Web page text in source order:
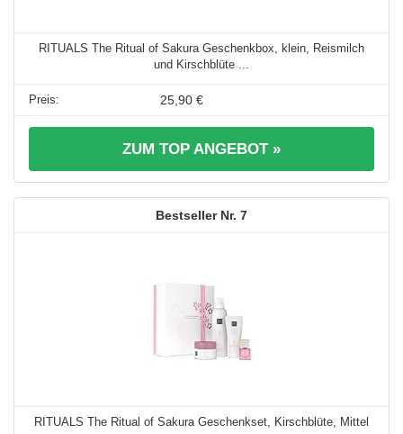
RITUALS The Ritual of Sakura Geschenkbox, klein, Reismilch
und Kirschblüte ...
25,90 €
ZUM TOP ANGEBOT »
7
RITUALS The Ritual of Sakura Geschenkset, Kirschblüte, Mittel